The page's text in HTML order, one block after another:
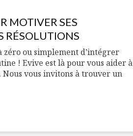
MOTIVER SES
RÉSOLUTIONS
ou simplement d’intégrer
! Evive est là pour vous aider à
vous invitons à trouver un